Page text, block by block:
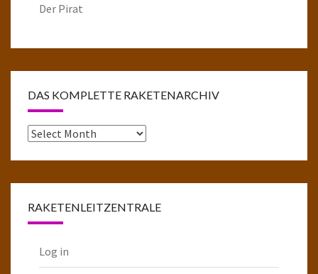
Der Pirat
DAS KOMPLETTE RAKETENARCHIV
Das
RAKETENLEITZENTRALE
Log in